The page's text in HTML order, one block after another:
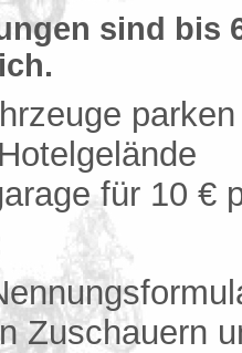
sind bis
für 10 €
Zuschauern